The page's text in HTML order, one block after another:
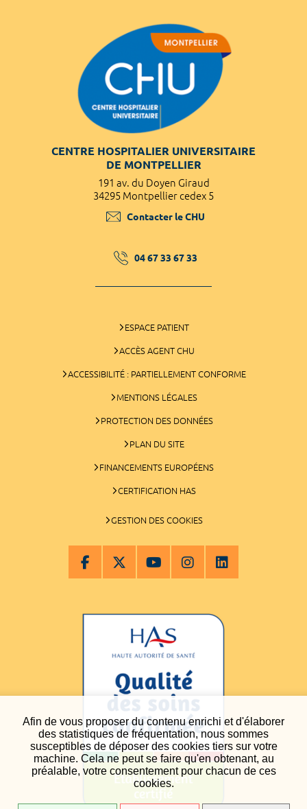
Afin de vous proposer du contenu enrichi et d'élaborer
des statistiques de fréquentation, nous sommes
susceptibles de déposer des cookies tiers sur votre
machine. Cela ne peut se faire qu'en obtenant, au
préalable, votre consentement pour chacun de ces
cookies.
CENTRE HOSPITALIER UNIVERSITAIRE
DE MONTPELLIER
191 av. du Doyen Giraud
34295 Montpellier cedex 5
Contacter le CHU
04 67 33 67 33
ESPACE PATIENT
ACCÈS AGENT CHU
ACCESSIBILITÉ : PARTIELLEMENT CONFORME
MENTIONS LÉGALES
PROTECTION DES DONNÉES
PLAN DU SITE
FINANCEMENTS EUROPÉENS
CERTIFICATION HAS
GESTION DES COOKIES